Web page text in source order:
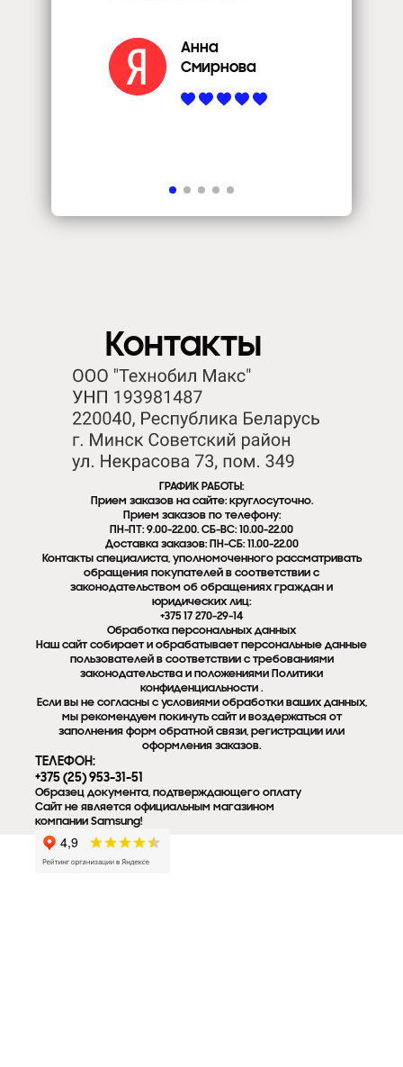
Анна
Смирнова
Контакты
ГРАФИК РАБОТЫ:
Прием заказов на сайте: круглосуточно.
Прием заказов по телефону:
ПН-ПТ: 9.00-22.00. СБ-ВС: 10.00-22.00
Доставка заказов: ПН-СБ: 11.00-22.00
Контакты специалиста, уполномоченного рассматривать
обращения покупателей в соответствии с
законодательством об обращениях граждан и
юридических лиц:
+375 17 270-29-14
Обработка персональных данных
Наш сайт собирает и обрабатывает персональные данные
пользователей в соответствии с требованиями
законодательства и положениями Политики
конфиденциальности .
Если вы не согласны с условиями обработки ваших данных,
мы рекомендуем покинуть сайт и воздержаться от
заполнения форм обратной связи, регистрации или
оформления заказов.
ТЕЛЕФОН:
+375 (25) 953-31-51
Образец документа, подтверждающего оплату
Сайт не является официальным магазином
компании Samsung!